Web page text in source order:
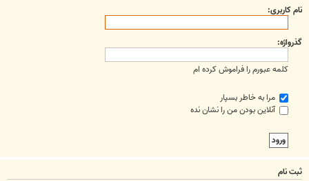
نام کاربری:
گذرواژه:
کلمه عبورم را فراموش کرده ام
مرا به خاطر بسپار
آنلاین بودن من را نشان نده
ثبت نام